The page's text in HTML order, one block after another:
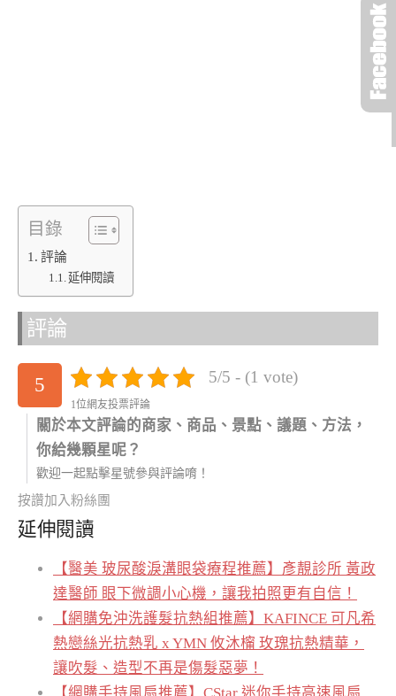
目錄
評論
延伸閱讀
評論
5 5/5 - (1 vote)
1位網友投票評論
關於本文評論的商家、商品、景點、議題、方法，
你給幾顆星呢？
歡迎一起點擊星號參與評論唷！
按讚加入粉絲團
延伸閱讀
【醫美 玻尿酸淚溝眼袋療程推薦】彥靚診所 黃政
達醫師 眼下微調小心機，讓我拍照更有自信！
【網購免沖洗護髮抗熱組推薦】KAFINCE 可凡希
熱戀絲光抗熱乳 x YMN 攸沐橣 玫瑰抗熱精華，
讓吹髮、造型不再是傷髮惡夢！
【網購手持風扇推薦】CStar 迷你手持高速風扇